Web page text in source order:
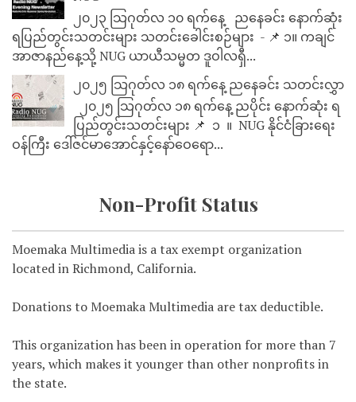
၂၀၂၃ သြဂုတ်လ ၁၀ ရက်နေ့ ညနေခင်း နောက်ဆုံး
ရပြည်တွင်းသတင်းများ သတင်းခေါင်းစဉ်များ - 📌 ၁။ ကချင်
အာဇာနည်နေ့သို့ NUG ယာယီသမ္မတ ဒူဝါလရှီ...
၂၀၂၅ သြဂုတ်လ ၁၈ ရက်နေ့ ညနေခင်း သတင်းလွှာ
၂၀၂၅ သြဂုတ်လ ၁၈ ရက်နေ့ ညပိုင်း နောက်ဆုံး ရ
ပြည်တွင်းသတင်းများ 📌 ⁨⁨⁨⁨ ၁ ⁨ ။ ⁨ NUG နိုင်ငံခြားရေး
ဝန်ကြီး ဒေါ်ဇင်မာအောင်နှင့်နော်ဝေရော...
Non-Profit Status
Moemaka Multimedia is a tax exempt organization
located in Richmond, California.
Donations to Moemaka Multimedia are tax deductible.
This organization has been in operation for more than 7
years, which makes it younger than other nonprofits in
the state.